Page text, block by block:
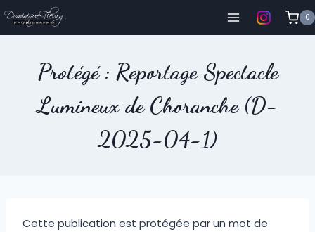
Aller
0
Protégé : Reportage Spectacle
Lumineux de Choranche (D-
2025-04-1)
Cette publication est protégée par un mot de